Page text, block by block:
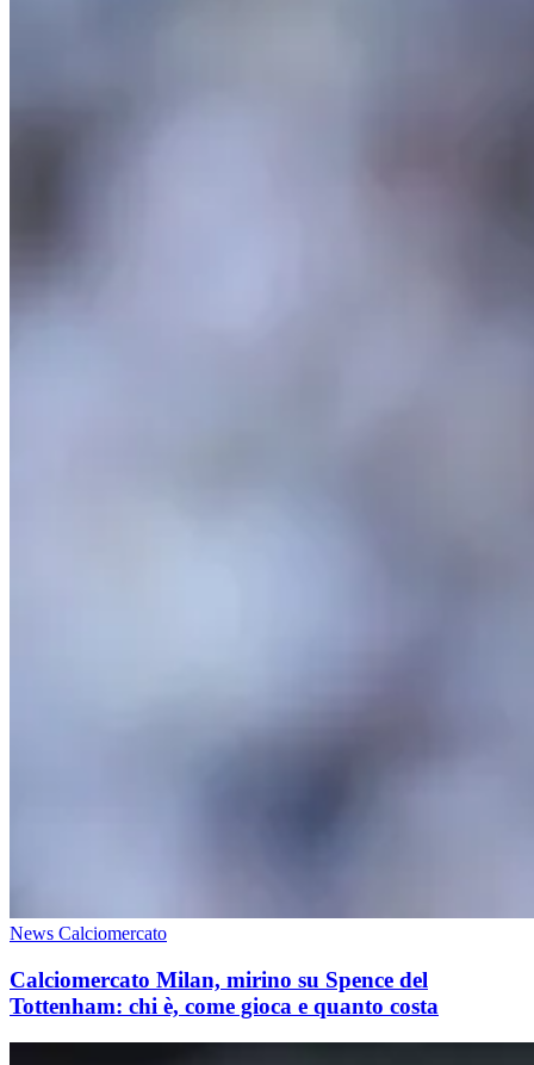
News Calciomercato
Calciomercato Milan, mirino su Spence del
Tottenham: chi è, come gioca e quanto costa